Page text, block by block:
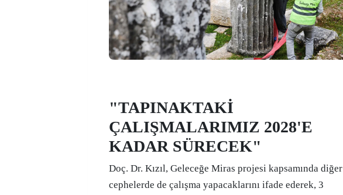
"TAPINAKTAKİ
ÇALIŞMALARIMIZ 2028'E
KADAR SÜRECEK"
Doç. Dr. Kızıl, Geleceğe Miras projesi kapsamında diğer
cephelerde de çalışma yapacaklarını ifade ederek, 3